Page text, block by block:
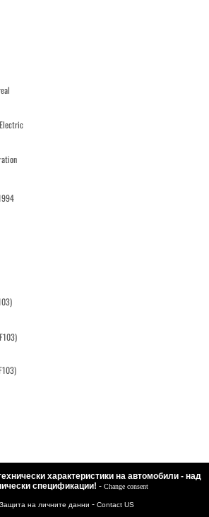
характеристики на автомобили - над
спецификации! - Change consent
Защита на личните данни - Contact US